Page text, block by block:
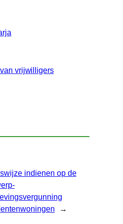
vrijwilligers
indienen op de
→